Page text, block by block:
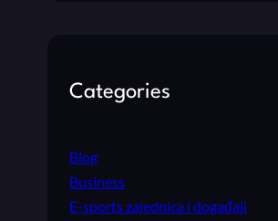
Categories
Blog
Business
E-sports zajednica i događaji